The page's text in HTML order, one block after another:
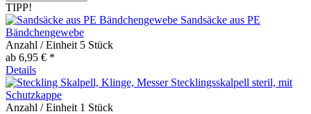
TIPP!
Sandsäcke aus PE
Bändchengewebe
Anzahl / Einheit 5 Stück
ab 6,95 € *
Details
Stecklingsskalpell steril, mit
Schutzkappe
Anzahl / Einheit 1 Stück